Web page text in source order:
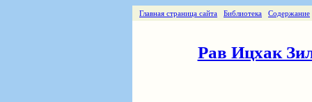
Главная страница сайта Библиотека Содержание
Рав Ицхак